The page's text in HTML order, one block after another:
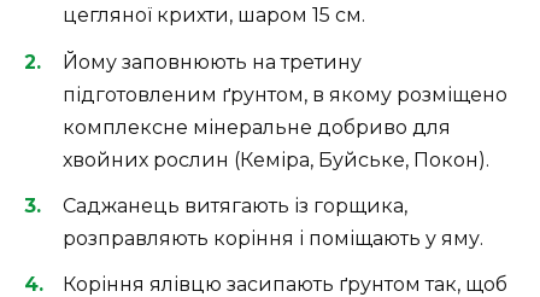
цегляної крихти, шаром 15 см.
Йому заповнюють на третину
підготовленим ґрунтом, в якому розміщено
комплексне мінеральне добриво для
хвойних рослин (Кеміра, Буйське, Покон).
Саджанець витягають із горщика,
розправляють коріння і поміщають у яму.
Коріння ялівцю засипають ґрунтом так, щоб